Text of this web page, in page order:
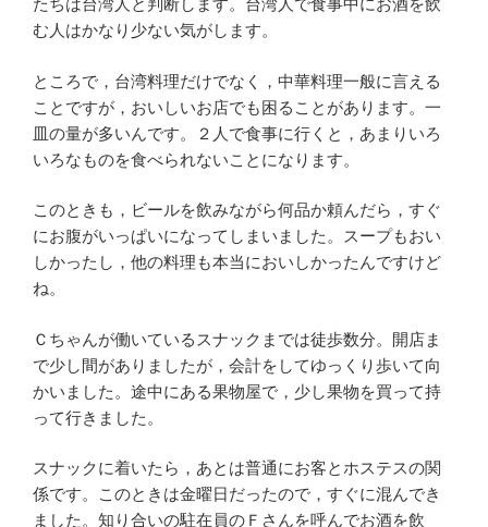
たちは台湾人と判断します。台湾人で食事中にお酒を飲
む人はかなり少ない気がします。
ところで，台湾料理だけでなく，中華料理一般に言える
ことですが，おいしいお店でも困ることがあります。一
皿の量が多いんです。２人で食事に行くと，あまりいろ
いろなものを食べられないことになります。
このときも，ビールを飲みながら何品か頼んだら，すぐ
にお腹がいっぱいになってしまいました。スープもおい
しかったし，他の料理も本当においしかったんですけど
ね。
Ｃちゃんが働いているスナックまでは徒歩数分。開店ま
で少し間がありましたが，会計をしてゆっくり歩いて向
かいました。途中にある果物屋で，少し果物を買って持
って行きました。
スナックに着いたら，あとは普通にお客とホステスの関
係です。このときは金曜日だったので，すぐに混んでき
ました。知り合いの駐在員のＦさんを呼んでお酒を飲